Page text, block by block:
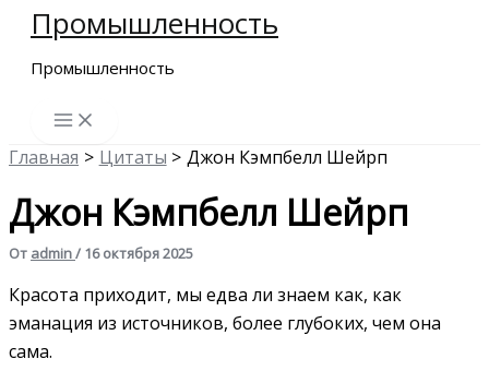
Перейти
содержимому
Промышленность
Промышленность
Главная Цитаты Джон Кэмпбелл Шейрп
Джон Кэмпбелл Шейрп
От admin/ 16 октября 2025
Красота приходит, мы едва ли знаем как, как
эманация из источников, более глубоких, чем она
сама.